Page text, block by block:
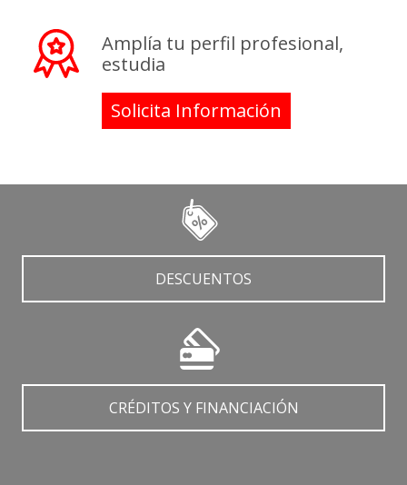
Amplía tu perfil profesional,
estudia
Solicita Información
DESCUENTOS
CRÉDITOS Y FINANCIACIÓN